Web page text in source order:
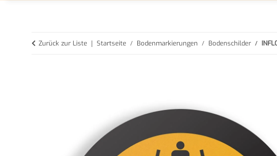
Zurück zur Liste Startseite Bodenmarkierungen Bodenschilder